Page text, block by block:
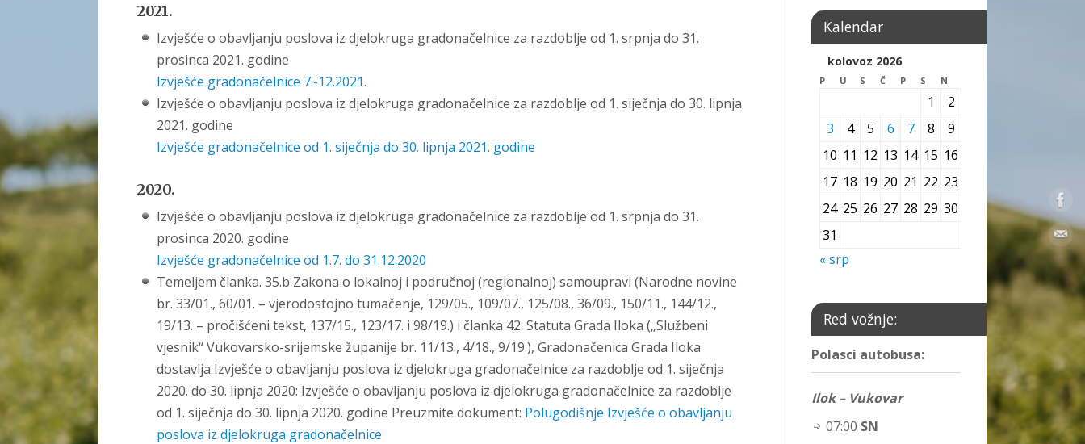
2021.
Izvješće o obavljanju poslova iz djelokruga gradonačelnice za razdoblje od 1. srpnja do 31.
prosinca 2021. godine
Izvješće gradonačelnice 7.-12.2021.
Izvješće o obavljanju poslova iz djelokruga gradonačelnice za razdoblje od 1. siječnja do 30. lipnja
2021. godine
Izvješće gradonačelnice od 1. siječnja do 30. lipnja 2021. godine
2020.
Izvješće o obavljanju poslova iz djelokruga gradonačelnice za razdoblje od 1. srpnja do 31.
prosinca 2020. godine
Izvješće gradonačelnice od 1.7. do 31.12.2020
Temeljem članka. 35.b Zakona o lokalnoj i područnoj (regionalnoj) samoupravi (Narodne novine
br. 33/01., 60/01. – vjerodostojno tumačenje, 129/05., 109/07., 125/08., 36/09., 150/11., 144/12.,
19/13. – pročišćeni tekst, 137/15., 123/17. i 98/19.) i članka 42. Statuta Grada Iloka („Službeni
vjesnik“ Vukovarsko-srijemske županije br. 11/13., 4/18., 9/19.), Gradonačenica Grada Iloka
dostavlja Izvješće o obavljanju poslova iz djelokruga gradonačelnice za razdoblje od 1. siječnja
2020. do 30. lipnja 2020: Izvješće o obavljanju poslova iz djelokruga gradonačelnice za razdoblje
od 1. siječnja do 30. lipnja 2020. godine Preuzmite dokument: Polugodišnje Izvješće o obavljanju
poslova iz djelokruga gradonačelnice
Kalendar
kolovoz 2026
P U S Č P S N
1
2
3
4 5 6 7 8
9
10 11 12 13 14 15 16
17 18 19 20 21 22 23
24 25 26 27 28 29 30
31
« srp
Red vožnje:
Polasci autobusa:
Ilok – Vukovar
07:00 SN